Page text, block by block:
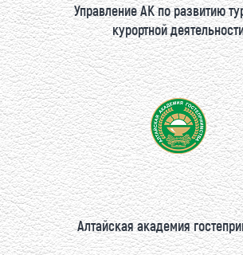
Управление АК по развитию
курортной
Алтайская академия